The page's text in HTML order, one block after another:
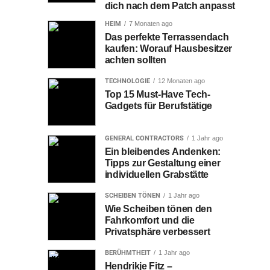
Daten. Es geht um Menschen. Es geht darum, uns die
Werkzeuge an die Hand zu geben, um zu erschaffen, zu
lösen und zu wachsen. Und Schicht für Schicht bauen wir
etwas Besseres auf. Wenden Sie sich an AM Pioneers, um
weitere brillante Einblicke in den 3D Druck Metall zu
erhalten. Das Unternehmen kann Ihnen dabei helfen, die
additive Fertigung zu nutzen, um das Potenzial von
Industrie 4.0 auszuschöpfen.
Don't MissFinanztrends GmbH & Co. KG: Informationen und
dich nach dem Patch anpasst
HEIM 7 Monaten ago
Das perfekte Terrassendach
kaufen: Worauf Hausbesitzer
achten sollten
TECHNOLOGIE 12 Monaten ago
Top 15 Must-Have Tech-
Gadgets für Berufstätige
GENERAL CONTRACTORS 1 Jahr ago
Ein bleibendes Andenken:
Tipps zur Gestaltung einer
individuellen Grabstätte
SCHEIBEN TÖNEN 1 Jahr ago
Wie Scheiben tönen den
Fahrkomfort und die
Privatsphäre verbessert
BERÜHMTHEIT 1 Jahr ago
Hendrikje Fitz –